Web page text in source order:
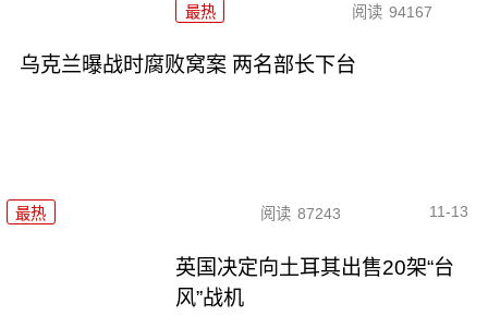
最热 阅读 94167
乌克兰曝战时腐败窝案 两名部长下台
最热 阅读 87243 11-13
英国决定向土耳其出售20架“台
风”战机